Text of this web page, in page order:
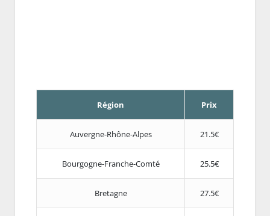
Région Prix
Auvergne-Rhône-Alpes 21.5€
Bourgogne-Franche-Comté 25.5€
Bretagne 27.5€